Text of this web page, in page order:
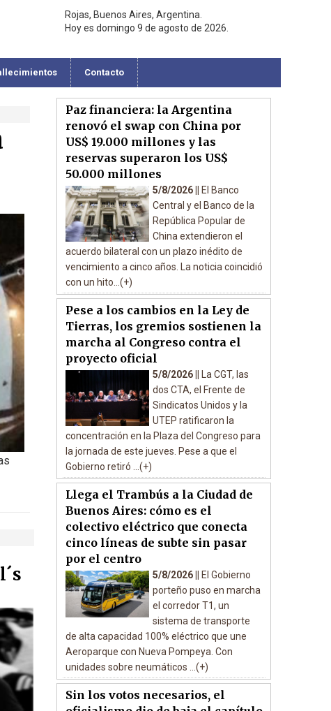
Rojas, Buenos Aires, Argentina.
Hoy es domingo 9 de agosto de 2026.
Contacto
Paz financiera: la Argentina
renovó el swap con China por
US$ 19.000 millones y las
reservas superaron los US$
50.000 millones
5/8/2026 ||
El Banco
Central y el Banco de la
República Popular de
China extendieron el
acuerdo bilateral con un plazo inédito de
vencimiento a cinco años. La noticia coincidió
con un hito...(+)
Pese a los cambios en la Ley de
Tierras, los gremios sostienen la
marcha al Congreso contra el
proyecto oficial
5/8/2026 ||
La CGT, las
dos CTA, el Frente de
Sindicatos Unidos y la
UTEP ratificaron la
concentración en la Plaza del Congreso para
la jornada de este jueves. Pese a que el
Gobierno retiró ...(+)
Llega el Trambús a la Ciudad de
Buenos Aires: cómo es el
colectivo eléctrico que conecta
cinco líneas de subte sin pasar
por el centro
5/8/2026 ||
El Gobierno
porteño puso en marcha
el corredor T1, un
sistema de transporte
de alta capacidad 100% eléctrico que une
Aeroparque con Nueva Pompeya. Con
unidades sobre neumáticos ...(+)
Sin los votos necesarios, el